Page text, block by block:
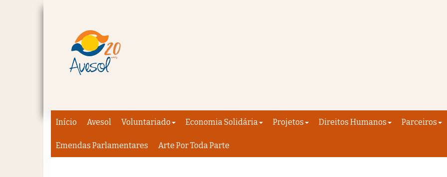
Início Avesol Voluntariado Economia Solidária Projetos Direitos Humanos Parceiros
Emendas Parlamentares Arte Por Toda Parte